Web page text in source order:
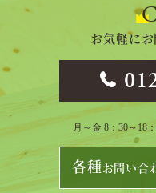
お気軽に
月～金 8：30～18
各種お問い合